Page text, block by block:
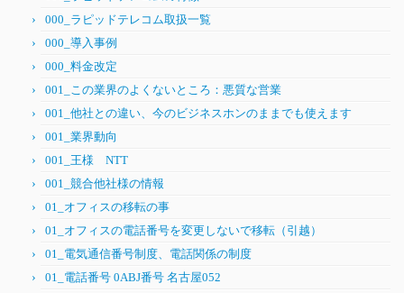
000_ラピッドテレコム取扱一覧
000_導入事例
000_料金改定
001_この業界のよくないところ：悪質な営業
001_他社との違い、今のビジネスホンのままでも使えます
001_業界動向
001_王様 NTT
001_競合他社様の情報
01_オフィスの移転の事
01_オフィスの電話番号を変更しないで移転（引越）
01_電気通信番号制度、電話関係の制度
01_電話番号 0ABJ番号 名古屋052